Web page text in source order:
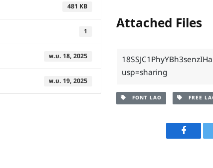
481 KB
1
พ.ย. 18, 2025
พ.ย. 19, 2025
Attached Files
usp=sharing
FONT LAO FREE